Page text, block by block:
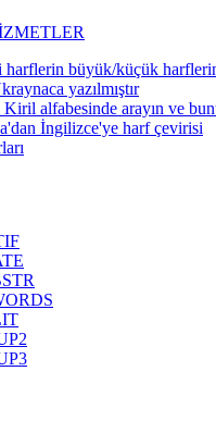
harflerin büyük/küçük
yazılmıştır
alfabesinde arayın ve
İngilizce'ye harf çevirisi